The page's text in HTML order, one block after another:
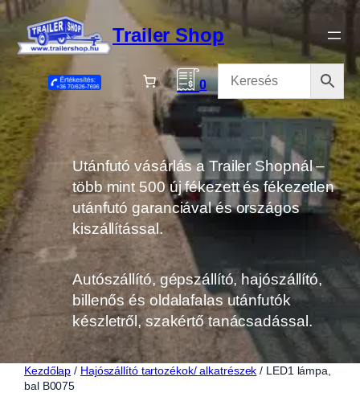
Ugrás
tartalomhoz
Trailer Shop
0
Utánfutó vásárlás a Trailer Shopnál –
több mint 500 új fékezett és fékezetlen
utánfutó garanciával és országos
kiszállítással.
Autószállító, gépszállító, hajószállító,
billenős és oldalafalas utánfutók
készletről, szakértő tanácsadással.
Kezdőlap / Hajószállító tartozékok/ alkatrészek / LED1 lámpa,
bal B0075